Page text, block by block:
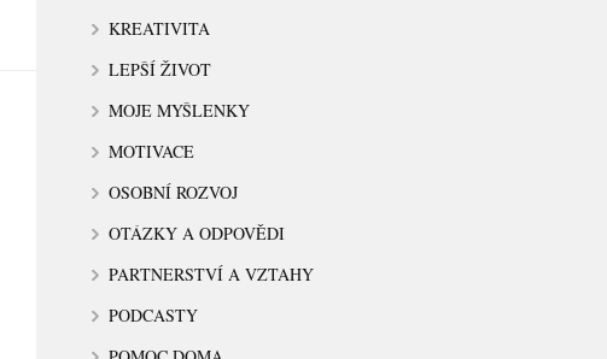
KREATIVITA
LEPŠÍ ŽIVOT
MOJE MYŠLENKY
MOTIVACE
OSOBNÍ ROZVOJ
OTÁZKY A ODPOVĚDI
PARTNERSTVÍ A VZTAHY
PODCASTY